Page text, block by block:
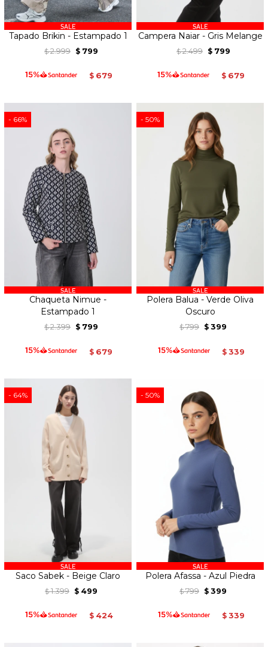
Tapado Brikin - Estampado 1
$ 2.999 $ 799
$ 679
Campera Naiar - Gris Melange
$ 2.499 $ 799
$ 679
66
Chaqueta Nimue -
Estampado 1
$ 2.399 $ 799
$ 679
50
Polera Balua - Verde Oliva
Oscuro
$ 799 $ 399
$ 339
64
Saco Sabek - Beige Claro
$ 1.399 $ 499
$ 424
50
Polera Afassa - Azul Piedra
$ 799 $ 399
$ 339